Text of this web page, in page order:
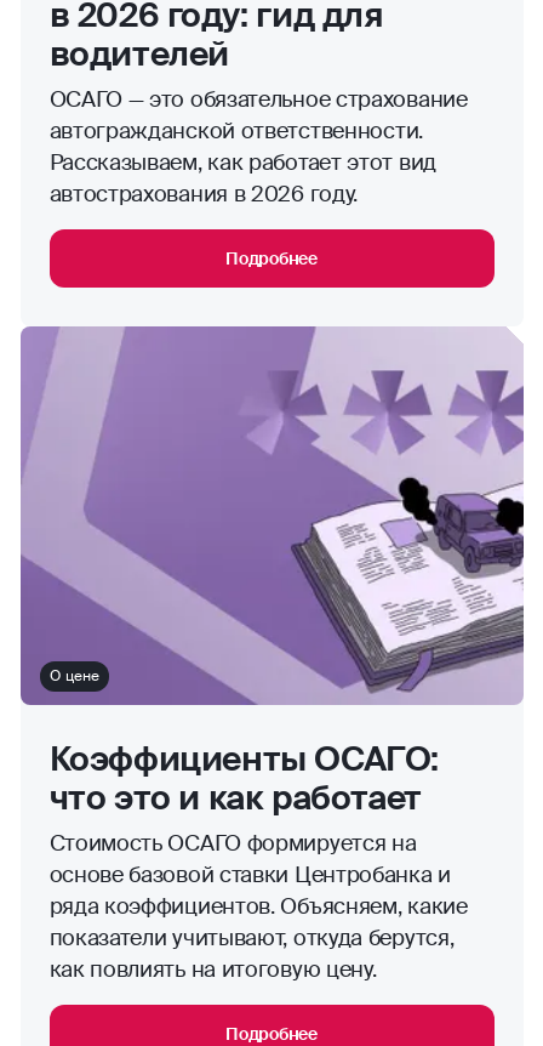
в 2026 году: гид для
водителей
ОСАГО — это обязательное страхование
автогражданской ответственности.
Рассказываем, как работает этот вид
автострахования в 2026 году.
Подробнее
О цене
Коэффициенты ОСАГО:
что это и как работает
Стоимость ОСАГО формируется на
основе базовой ставки Центробанка и
ряда коэффициентов. Объясняем, какие
показатели учитывают, откуда берутся,
как повлиять на итоговую цену.
Подробнее